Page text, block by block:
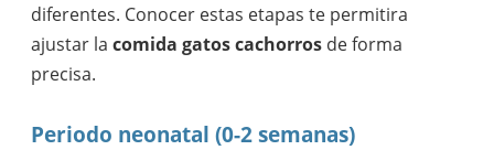
diferentes. Conocer estas etapas te permitira
ajustar la comida gatos cachorros de forma
precisa.
Periodo neonatal (0-2 semanas)